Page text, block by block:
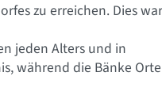
zu erreichen. Dies war
jeden Alters und in
während die Bänke